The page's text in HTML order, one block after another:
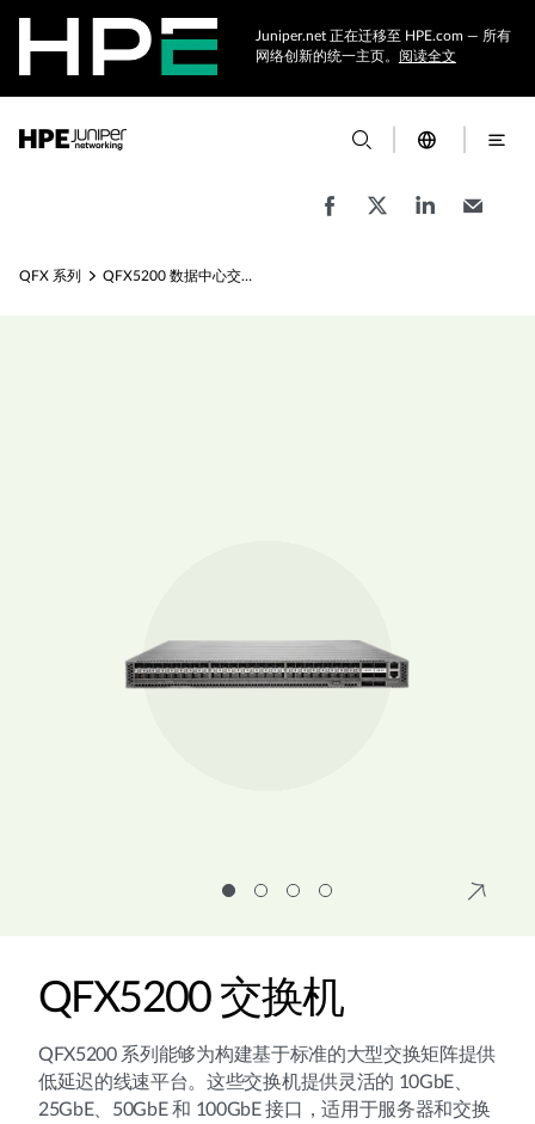
Juniper.net 正在迁移至 HPE.com — 所有
网络创新的统一主页。 阅读全文
QFX 系列 QFX5200 数据中心交换机
QFX5200 交换机
QFX5200 系列能够为构建基于标准的大型交换矩阵提供
低延迟的线速平台。这些交换机提供灵活的 10GbE、
25GbE、50GbE 和 100GbE 接口，适用于服务器和交换